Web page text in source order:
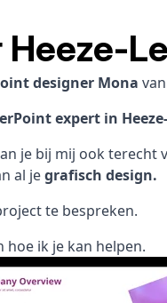
designer Mona
expert in
je bij mij ook terecht
al jegrafisch design.
te bespreken.
ik je kan helpen.